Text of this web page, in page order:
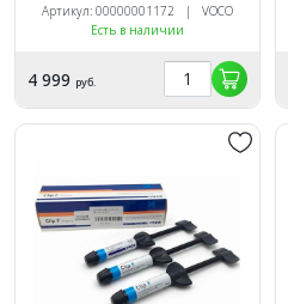
Артикул: 00000001172 | VOCO
Есть в наличии
4 999 руб.